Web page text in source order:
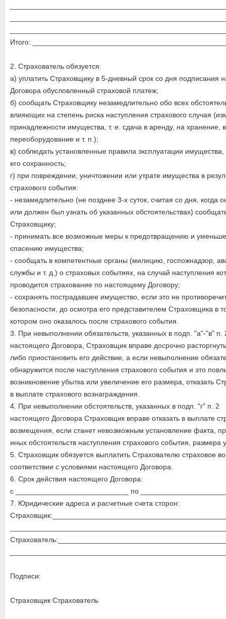
Итого:
2. Страхователь обязуется:
а) уплатить Страховщику в 5-дневный срок со дня подписания
Договора обусловленный страховой платеж;
б) сообщать Страховщику незамедлительно обо всех
влияющих на степень риска наступления страхового случая
принадлежности имущества, т. е. сдача в аренду, на хранение, в
переоборудование и т. п.);
в) соблюдать установленные правила эксплуатации имущества,
его сохранность;
г) при повреждении, уничтожении или утрате имущества в
страхового события:
- незамедлительно (не позднее 3-х суток, считая со дня, когда
или должен был узнать об указанных обстоятельствах)
Страховщику;
- принимать все возможные меры к предотвращению и
спасению имущества;
- сообщать в компетентные органы (милицию, госпожнадзор,
службы и т. д.) о страховых событиях, на случай наступления
проводится страхование по настоящему Договору;
- сохранять пострадавшее имущество, если это не
безопасности, до осмотра его представителем Страховщика в
котором оно оказалось после страхового события.
3. При невыполнении обязательств, указанных в подп. "а"-"в" п.
настоящего Договора, Страховщик вправе досрочно
либо приостановить его действие, а если невыполнение
обнаружится после наступления страхового события и это
возникновение убытка или увеличение его размера, отказать
в выплате страхового вознаграждения.
4. При невыполнении обстоятельств, указанных в подп. "г" п. 2
настоящего Договора Страховщик вправе отказать в выплате
возмещения, если станет невозможным установление факта,
иных обстоятельств наступления страхового события, размера
5. Страховщик обязуется выплатить Страхователю страховое
соответствии с условиями настоящего Договора.
6. Срок действия настоящего Договора:
с ____________________________ по
7. Юридические адреса и расчетные счета сторон:
Подписи:
Страховщик Страхователь